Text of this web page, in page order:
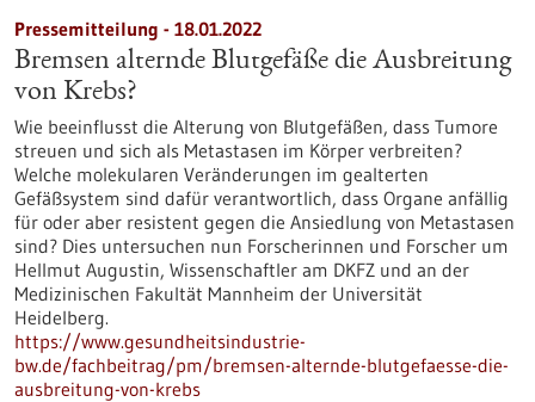
Pressemitteilung - 18.01.2022
Bremsen alternde Blutgefäße die Ausbreitung
von Krebs?
Wie beeinflusst die Alterung von Blutgefäßen, dass Tumore
streuen und sich als Metastasen im Körper verbreiten?
Welche molekularen Veränderungen im gealterten
Gefäßsystem sind dafür verantwortlich, dass Organe anfällig
für oder aber resistent gegen die Ansiedlung von Metastasen
sind? Dies untersuchen nun Forscherinnen und Forscher um
Hellmut Augustin, Wissenschaftler am DKFZ und an der
Medizinischen Fakultät Mannheim der Universität
Heidelberg.
https://www.gesundheitsindustrie-
bw.de/fachbeitrag/pm/bremsen-alternde-blutgefaesse-die-
ausbreitung-von-krebs